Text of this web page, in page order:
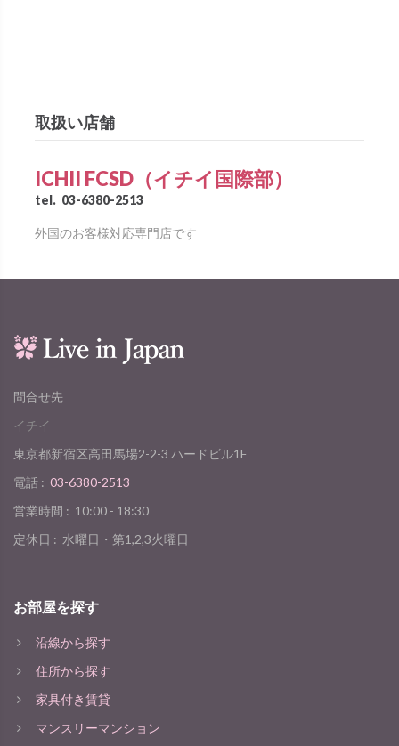
取扱い店舗
ICHII FCSD（イチイ国際部）
tel. 03-6380-2513
外国のお客様対応専門店です
問合せ先
イチイ
東京都新宿区高田馬場2-2-3 ハードビル1F
電話 : 03-6380-2513
営業時間 : 10:00 - 18:30
定休日 : 水曜日・第1,2,3火曜日
お部屋を探す
沿線から探す
住所から探す
家具付き賃貸
マンスリーマンション